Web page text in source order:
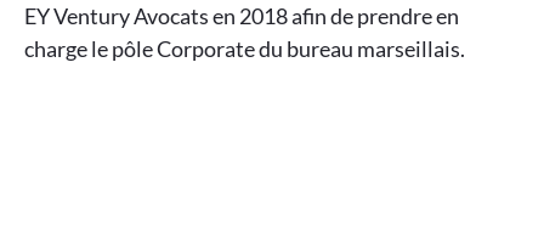
EY Ventury Avocats en 2018 afin de prendre en
charge le pôle Corporate du bureau marseillais.